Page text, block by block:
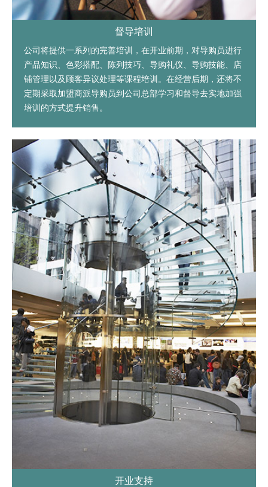
督导培训
公司将提供一系列的完善培训，在开业前期，对导购员进行
产品知识、色彩搭配、陈列技巧、导购礼仪、导购技能、店
铺管理以及顾客异议处理等课程培训。在经营后期，还将不
定期采取加盟商派导购员到公司总部学习和督导去实地加强
培训的方式提升销售。
开业支持